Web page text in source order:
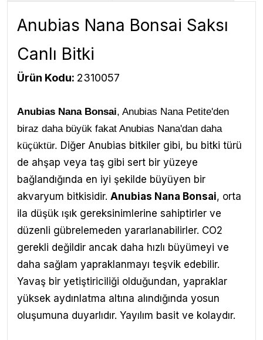
Anubias Nana Bonsai Saksı
Canlı Bitki
Ürün Kodu: 2310057
Anubias Nana Bonsai, Anubias Nana Petite'den
biraz daha büyük fakat Anubias Nana'dan daha
küçüktür. Diğer Anubias bitkiler gibi, bu bitki türü
de ahşap veya taş gibi sert bir yüzeye
bağlandığında en iyi şekilde büyüyen bir
akvaryum bitkisidir. Anubias Nana Bonsai, orta
ila düşük ışık gereksinimlerine sahiptirler ve
düzenli gübrelemeden yararlanabilirler. CO2
gerekli değildir ancak daha hızlı büyümeyi ve
daha sağlam yapraklanmayı teşvik edebilir.
Yavaş bir yetiştiriciliği olduğundan, yapraklar
yüksek aydınlatma altına alındığında yosun
oluşumuna duyarlıdır. Yayılım basit ve kolaydır.